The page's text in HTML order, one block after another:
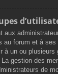
aux
au forum et à
à un ou
gestion des
de